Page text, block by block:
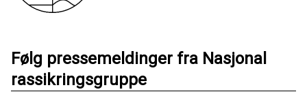
Følg pressemeldinger fra Nasjonal
rassikringsgruppe